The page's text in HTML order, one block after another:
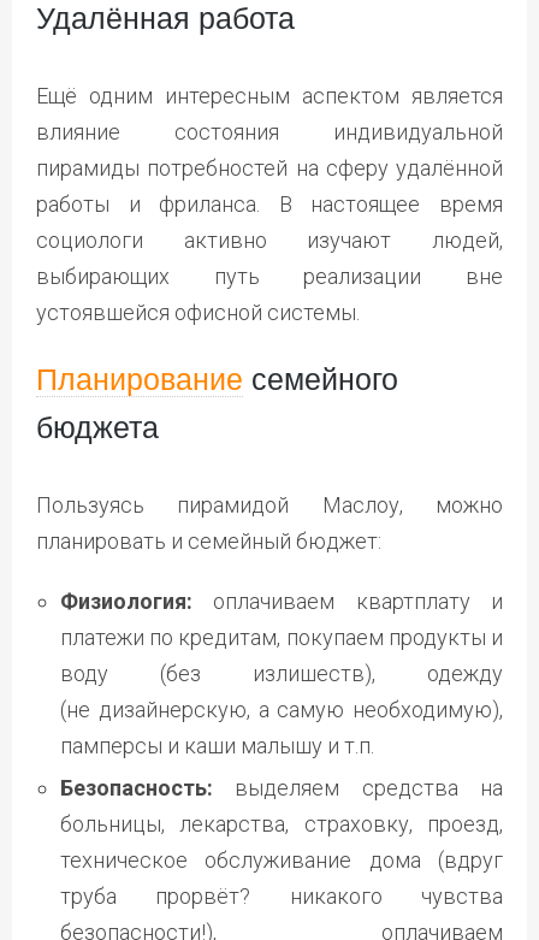
Удалённая работа
Ещё одним интересным аспектом является
влияние состояния индивидуальной
пирамиды потребностей на сферу удалённой
работы и фриланса. В настоящее время
социологи активно изучают людей,
выбирающих путь реализации вне
устоявшейся офисной системы.
Планирование семейного
бюджета
Пользуясь пирамидой Маслоу, можно
планировать и семейный бюджет:
Физиология: оплачиваем квартплату и
платежи по кредитам, покупаем продукты и
воду (без излишеств), одежду
(не дизайнерскую, а самую необходимую),
памперсы и каши малышу и т.п.
Безопасность: выделяем средства на
больницы, лекарства, страховку, проезд,
техническое обслуживание дома (вдруг
труба прорвёт? никакого чувства
безопасности!), оплачиваем